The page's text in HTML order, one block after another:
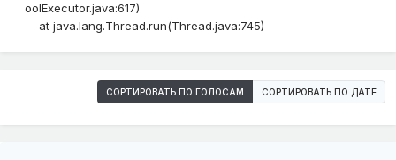
oolExecutor.java:617)
at java.lang.Thread.run(Thread.java:745)
СОРТИРОВАТЬ ПО ГОЛОСАМ СОРТИРОВАТЬ ПО ДАТЕ